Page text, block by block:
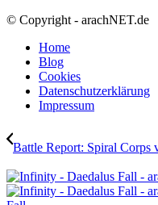
© Copyright - arachNET.de
Home
Blog
Cookies
Datenschutzerklärung
Impressum
Battle Report: Spiral Corps